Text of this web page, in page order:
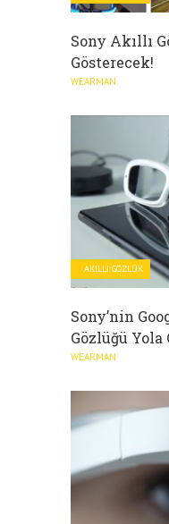
Sony Akıllı
Gösterecek!
WEARMAN
AKILLI GÖZLÜK
Sony’nin
Gözlüğü Yola
WEARMAN